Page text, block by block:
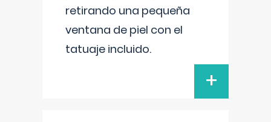
retirando una pequeña
ventana de piel con el
tatuaje incluido.
+